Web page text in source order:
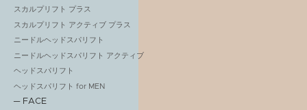
スカルプリフト プラス
スカルプリフト アクティブ プラス
ニードルヘッドスパリフト
ニードルヘッドスパリフト アクティブ
ヘッドスパリフト
ヘッドスパリフト for MEN
─ FACE